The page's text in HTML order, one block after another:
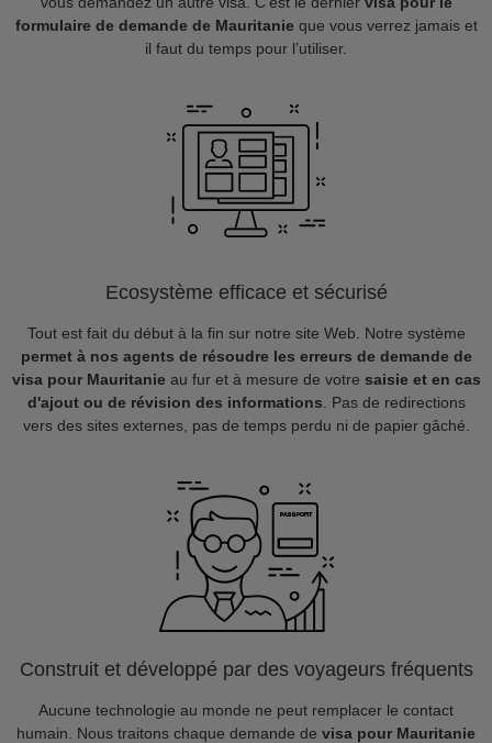
formulaire de demande de Mauritanie que vous verrez jamais et
il faut du temps pour l’utiliser.
Ecosystème efficace et sécurisé
Tout est fait du début à la fin sur notre site Web. Notre système
permet à nos agents de résoudre les erreurs de demande de
visa pour Mauritanie au fur et à mesure de votre saisie et en cas
d'ajout ou de révision des informations . Pas de redirections
vers des sites externes, pas de temps perdu ni de papier gâché.
Construit et développé par des voyageurs fréquents
Aucune technologie au monde ne peut remplacer le contact
humain. Nous traitons chaque demande de visa pour Mauritanie